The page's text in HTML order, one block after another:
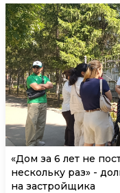
«Дом за 6 лет не
нескольку раз» -
на застройщика